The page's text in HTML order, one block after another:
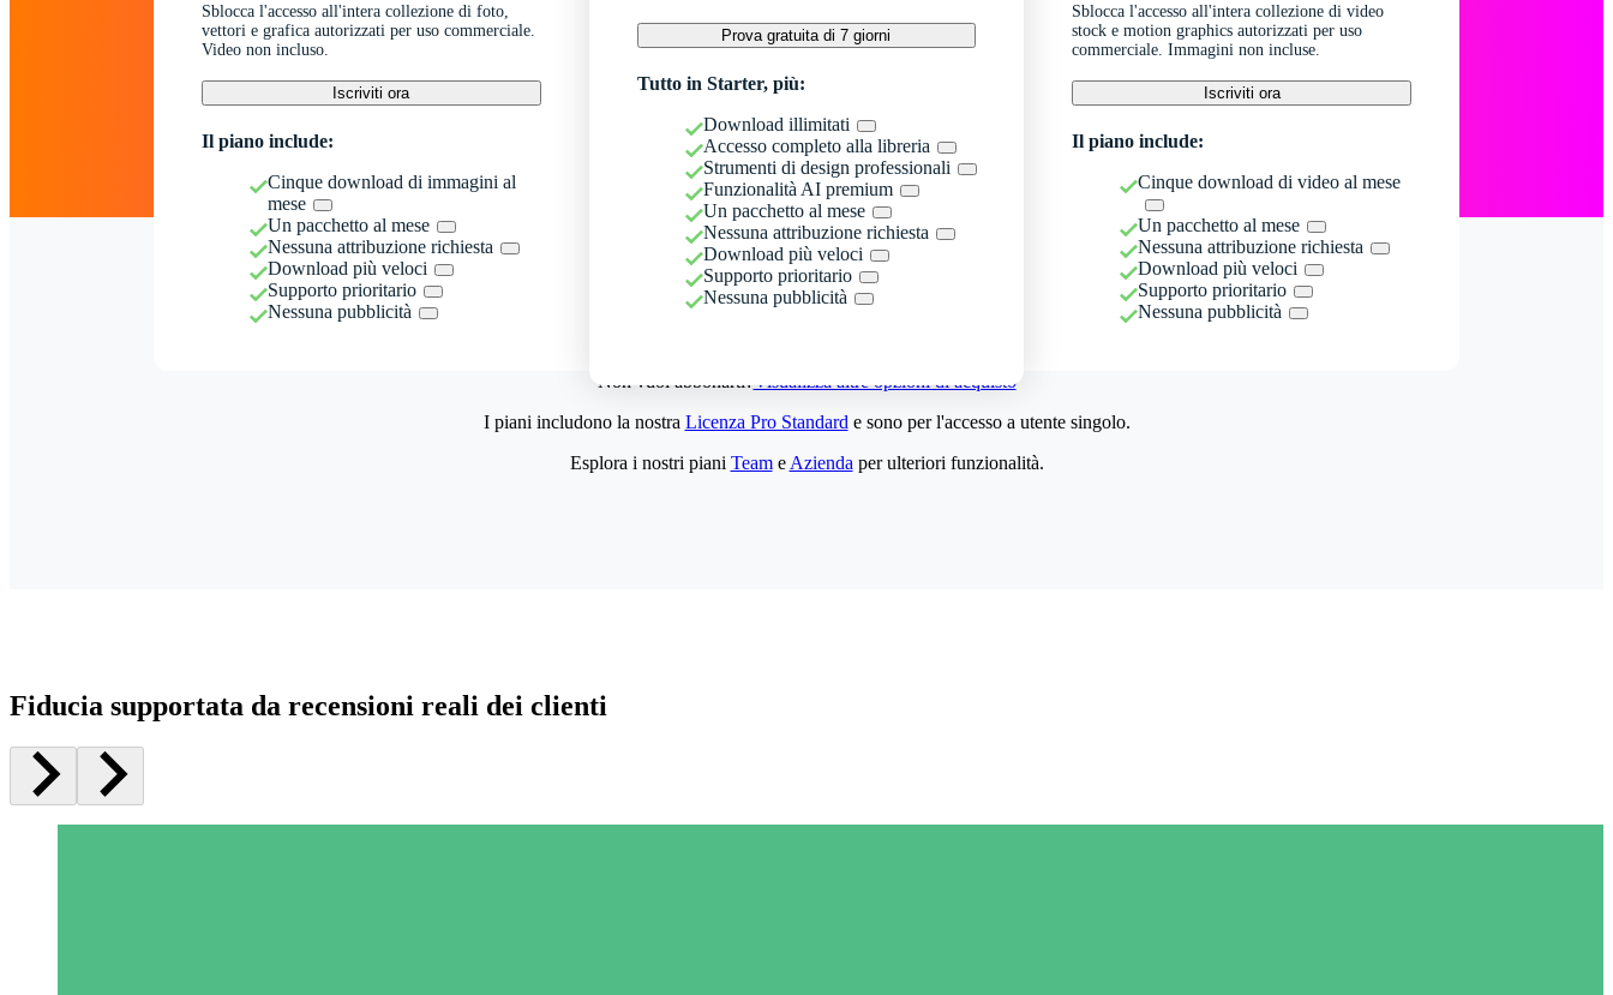
Sblocca l'accesso all'intera collezione di foto,
vettori e grafica autorizzati per uso commerciale.
Video non incluso.
Iscriviti ora
Il piano include:
Cinque download di immagini al
mese
Un pacchetto al mese
Nessuna attribuzione richiesta
Download più veloci
Supporto prioritario
Nessuna pubblicità
Prova gratuita di 7 giorni
Tutto in Starter, più:
Download illimitati
Accesso completo alla libreria
Strumenti di design professionali
Funzionalità AI premium
Un pacchetto al mese
Nessuna attribuzione richiesta
Download più veloci
Supporto prioritario
Nessuna pubblicità
Sblocca l'accesso all'intera collezione di video
stock e motion graphics autorizzati per uso
commerciale. Immagini non incluse.
Iscriviti ora
Il piano include:
Cinque download di video al mese
Un pacchetto al mese
Nessuna attribuzione richiesta
Download più veloci
Supporto prioritario
Nessuna pubblicità
Non vuoi abbonarti?Visualizza altre opzioni di acquisto
I piani includono la nostra Licenza Pro Standard e sono per l'accesso a utente singolo.
Esplora i nostri piani Teame Azienda per ulteriori funzionalità.
Fiducia supportata da recensioni reali dei clienti